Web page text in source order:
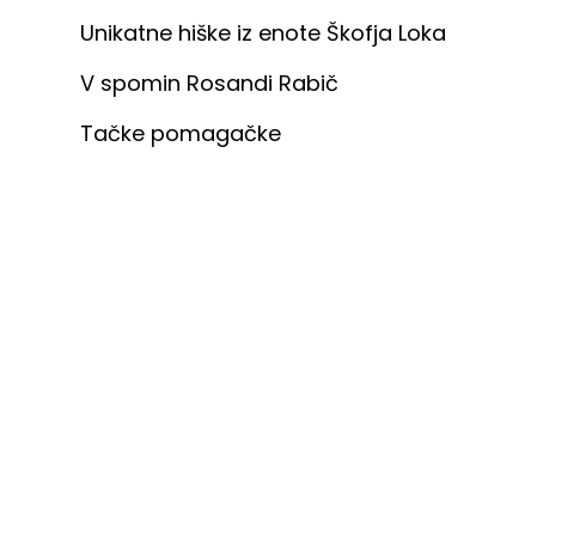
Unikatne hiške iz enote Škofja Loka
V spomin Rosandi Rabič
Tačke pomagačke